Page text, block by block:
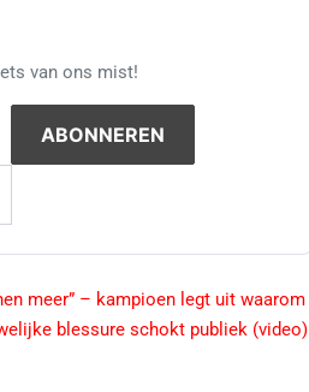
van ons mist!
meer” – kampioen legt uit waarom
blessure schokt publiek (video)